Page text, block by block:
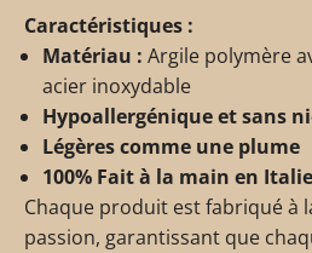
Caractéristiques :
Matériau : Argile polymère
acier inoxydable
Hypoallergénique et sans
Légères comme une plume
100% Fait à la main en Italie
Chaque produit est fabriqué à
passion, garantissant que